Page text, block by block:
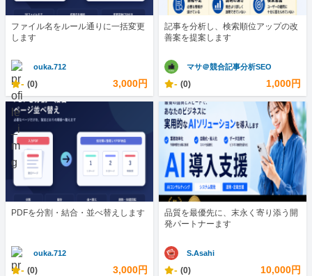
ファイル名をルール通りに一括変更
します
ouka.712
- (0) 3,000円
記事を分析し、検索順位アップの改
善案を提案します
マサ＠競合記事分析SEO
- (0) 1,000円
PDFを分割・結合・並べ替えします
ouka.712
- (0) 3,000円
品質を最優先に、末永く寄り添う開
発パートナーます
S.Asahi
- (0) 10,000円